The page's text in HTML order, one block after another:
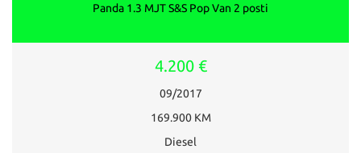
Panda 1.3 MJT S&S Pop Van 2 posti
4.200 €
09/2017
169.900 KM
Diesel